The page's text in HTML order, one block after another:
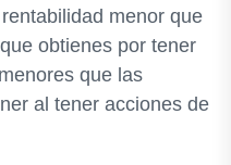
menor que
obtienes por tener
que las
al tener acciones de